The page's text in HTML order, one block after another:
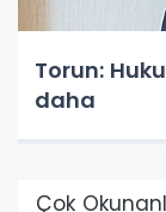
Torun:
daha
Çok